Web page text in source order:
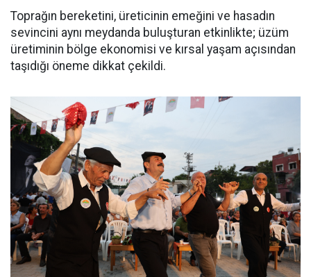
Toprağın bereketini, üreticinin emeğini ve hasadın
sevincini aynı meydanda buluşturan etkinlikte; üzüm
üretiminin bölge ekonomisi ve kırsal yaşam açısından
taşıdığı öneme dikkat çekildi.